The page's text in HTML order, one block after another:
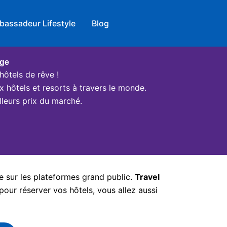
Lifestyle Blog
de rêve !
hôtels et resorts à travers le monde.
prix du marché.
sur les plateformes grand public. Travel
réserver vos hôtels, vous allez aussi